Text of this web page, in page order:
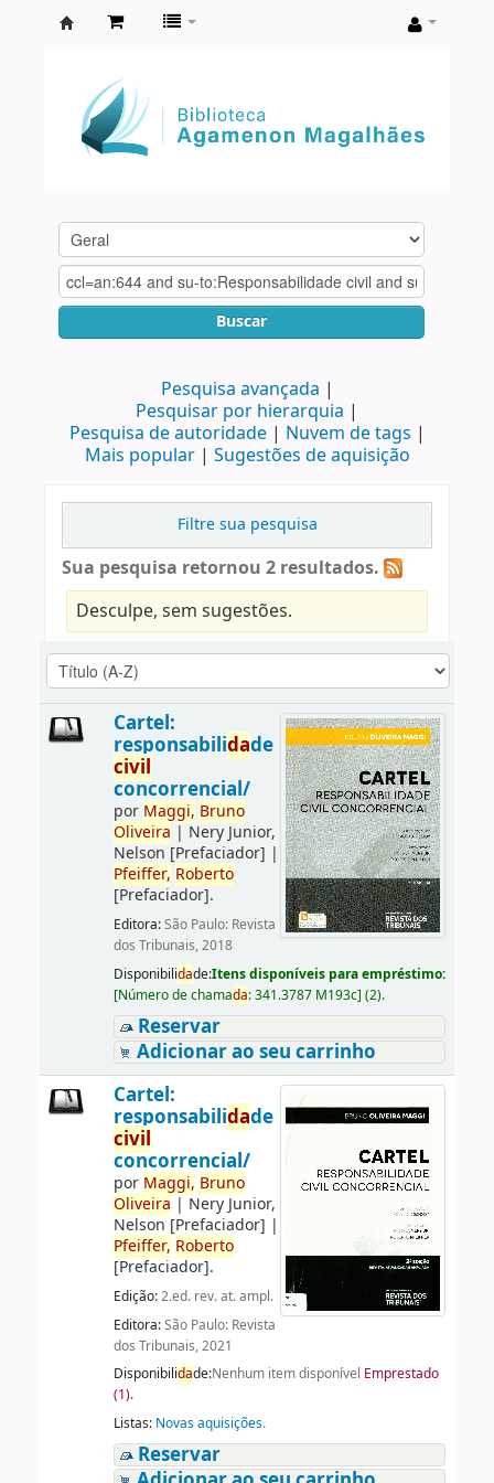
Agamenon
Magalhães
Buscar
Pesquisa avançada
Pesquisar por hierarquia
Pesquisa de autoridade
Nuvem de tags
Mais popular
Sugestões de aquisição
Filtre sua pesquisa
Sua pesquisa retornou 2 resultados.
Desculpe, sem sugestões.
Cartel:
responsabilidade
civil
concorrencial/
por Maggi, Bruno
Oliveira | Nery Junior,
Nelson [Prefaciador] |
Pfeiffer, Roberto
[Prefaciador].
Editora:São Paulo: Revista
dos Tribunais, 2018
Disponibilidade:Itens disponíveis para empréstimo:
[Número de chamada:341.3787 M193c] (2).
Reservar
Adicionar ao seu carrinho
Cartel:
responsabilidade
civil
concorrencial/
por Maggi, Bruno
Oliveira | Nery Junior,
Nelson [Prefaciador] |
Pfeiffer, Roberto
[Prefaciador].
Edição:2.ed. rev. at. ampl.
Editora:São Paulo: Revista
dos Tribunais, 2021
Disponibilidade:Nenhum item disponível Emprestado
(1).
Listas: Novas aquisições.
Reservar